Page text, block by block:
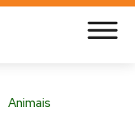
Animais